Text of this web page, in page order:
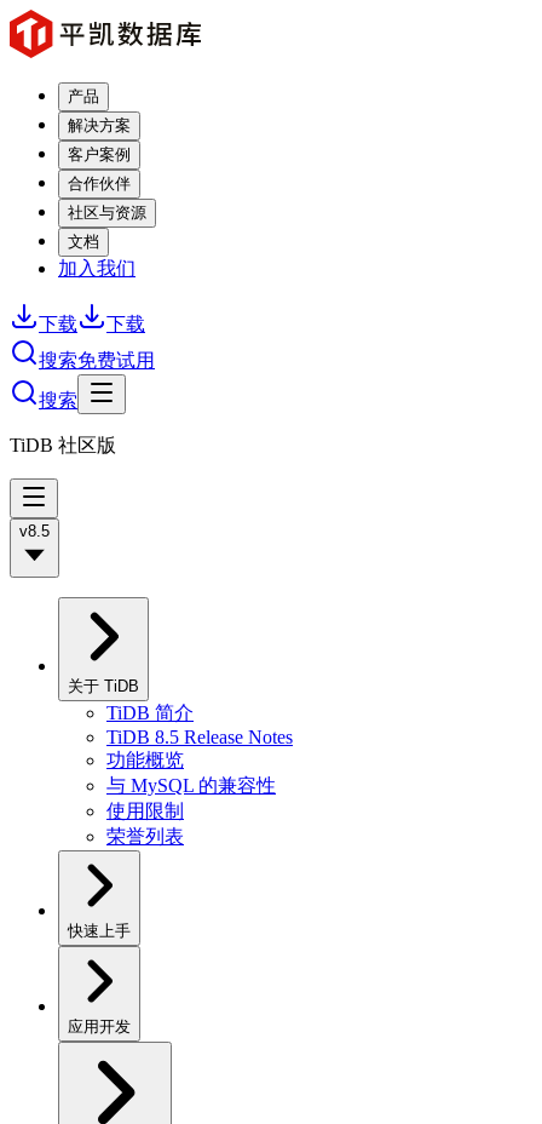
产品
解决方案
客户案例
合作伙伴
社区与资源
文档
加入我们
下载
下载
搜索免费试用
搜索
TiDB 社区版
v8.5
关于 TiDB
TiDB 简介
TiDB 8.5 Release Notes
功能概览
与 MySQL 的兼容性
使用限制
荣誉列表
快速上手
应用开发